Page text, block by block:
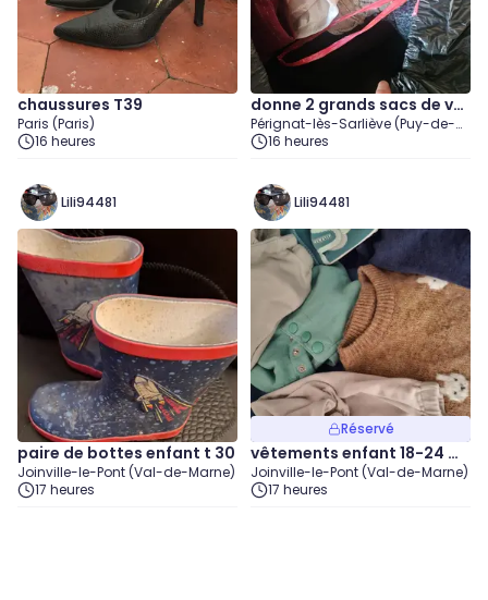
chaussures T39
Paris (Paris)
16 heures
donne 2 grands sacs de vê
tements en bon etat
Pérignat-lès-Sarliève (Puy-de-
Dôme)
16 heures
Lili94481
paire de bottes enfant t 30
Joinville-le-Pont (Val-de-Marne)
17 heures
Lili94481
Réservé
vêtements enfant 18-24 m
ois
Joinville-le-Pont (Val-de-Marne)
17 heures